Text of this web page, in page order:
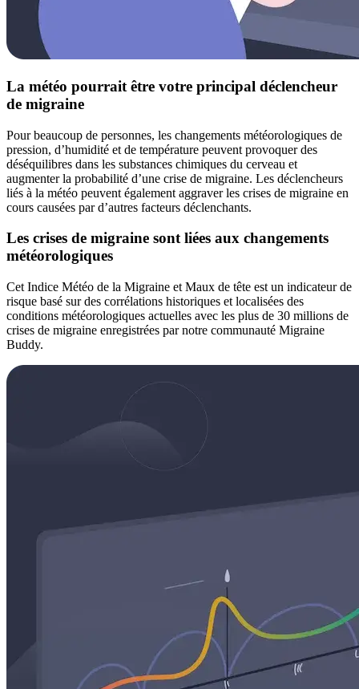
La météo pourrait être votre principal déclencheur
de migraine
Pour beaucoup de personnes, les changements météorologiques de
pression, d’humidité et de température peuvent provoquer des
déséquilibres dans les substances chimiques du cerveau et
augmenter la probabilité d’une crise de migraine. Les déclencheurs
liés à la météo peuvent également aggraver les crises de migraine en
cours causées par d’autres facteurs déclenchants.
Les crises de migraine sont liées aux changements
météorologiques
Cet Indice Météo de la Migraine et Maux de tête est un indicateur de
risque basé sur des corrélations historiques et localisées des
conditions météorologiques actuelles avec les plus de 30 millions de
crises de migraine enregistrées par notre communauté Migraine
Buddy.